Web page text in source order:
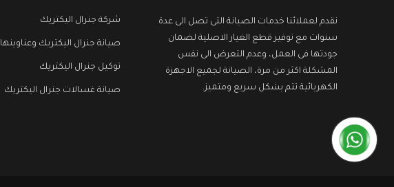
نقدم لعملائنا خدمات الصيانة التى تصل الى عدة
سنوات مع توفير قطع الغيار الاصلية لضمان
جودتها فى العمل، وعدم التعرض الى نفس
المشكلة اكثر من مرة، الصيانة لجميع الاجهزة
الكهربائية تتم بشكل سريع ومتميز.
شركة جنرال اليكتريك
صيانة جنرال اليكتريك وعناوينها
توكيل جنرال اليكتريك
صيانة غسالات جنرال اليكتريك